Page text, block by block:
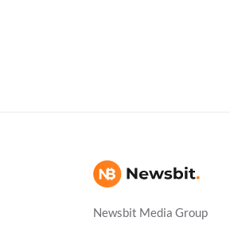
Newsbit Media Group